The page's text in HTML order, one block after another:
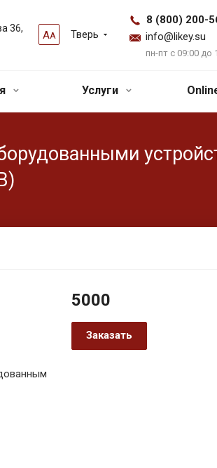
АА Тверь
8 (800) 200-
info@likey.su
пн-пт с 09:00 до
36,
Услуги
5000
Заказать